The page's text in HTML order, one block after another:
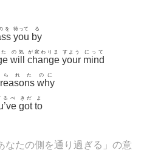
を
you
待って
by
る
will
の気
change
が変わりま
your
すよう
mind
にって
reasons
られた
why
のに
るべ
got
きだ
to
よ
なたの側を通り過ぎる」の意